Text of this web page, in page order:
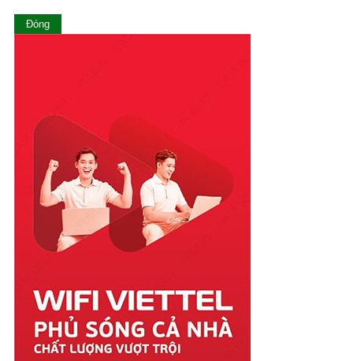
Quảng Ngãi
Quảng Ninh
Quảng Trị
Sóc Trăng
Sơn La
Tây Ninh
Thái Bình
Thái Nguyên
Thừa Thiên Huế
Tiền Giang
Trà Vinh
Tuyên Quang
Đóng